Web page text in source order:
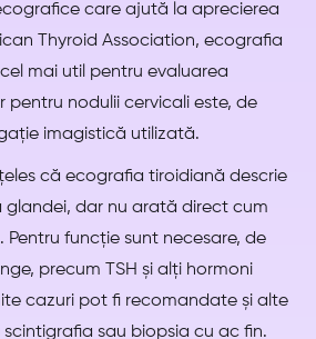
care ajută la aprecierea
Thyroid Association, ecografia
mai util pentru evaluarea
pentru nodulii cervicali este, de
imagistică utilizată.
că ecografia tiroidiană descrie
dar nu arată direct cum
funcție sunt necesare, de
precum TSH și alți hormoni
cazuri pot fi recomandate și alte
sau biopsia cu ac fin.